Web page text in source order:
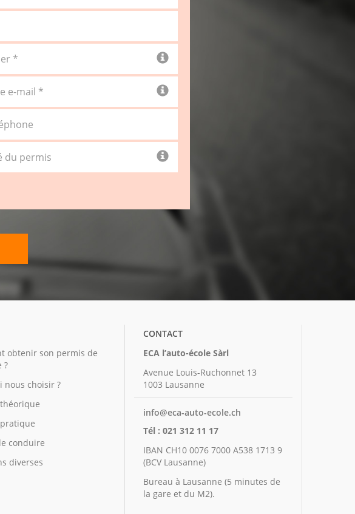
*
e-mail *
du permis
obtenir son permis de
?
nous choisir ?
conduire
diverses
CONTACT
ECA l’auto-école Sàrl
Avenue Louis-Ruchonnet 13
1003 Lausanne
info@eca-auto-ecole.ch
Tél : 021 312 11 17
IBAN CH10 0076 7000 A538 1713 9
(BCV Lausanne)
Bureau à Lausanne (5 minutes de
la gare et du M2).